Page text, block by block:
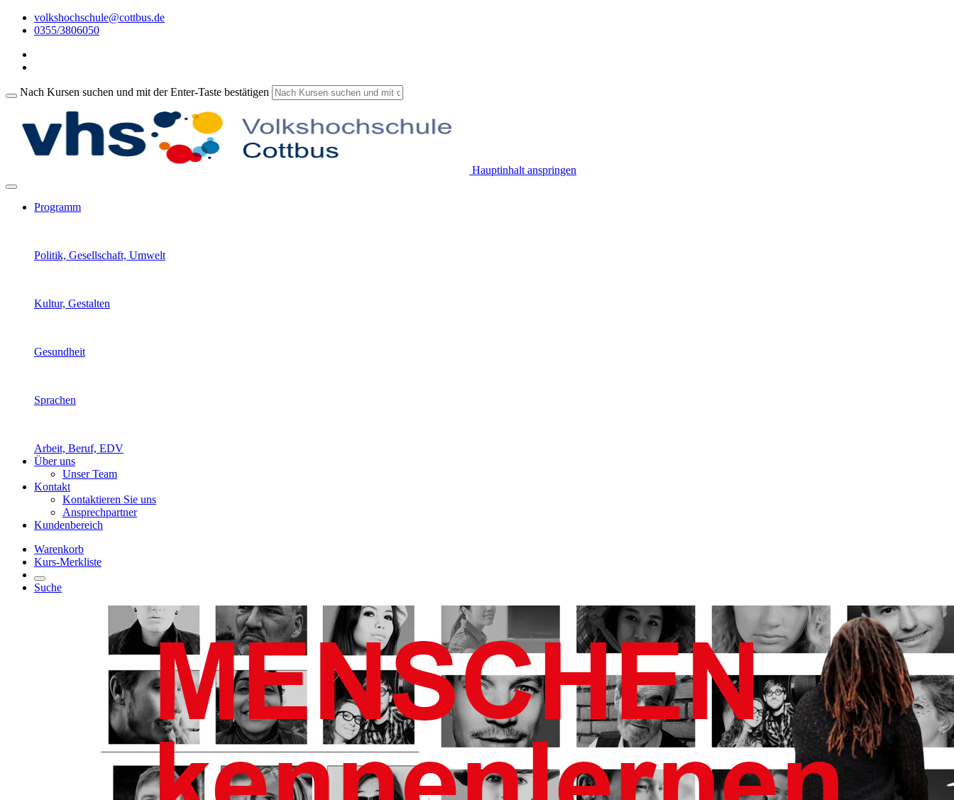
volkshochschule@cottbus.de
0355/3806050
Nach Kursen suchen und mit der Enter-Taste bestätigen
Hauptinhalt anspringen
Programm
Politik, Gesellschaft, Umwelt
Kultur, Gestalten
Gesundheit
Sprachen
Arbeit, Beruf, EDV
Über uns
Unser Team
Kontakt
Kontaktieren Sie uns
Ansprechpartner
Kundenbereich
Warenkorb
Kurs-Merkliste
Suche